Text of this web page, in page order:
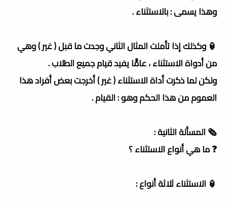
وهذا يسمى : بالاستثناء .
🏮 وكذلك إذا تأملت المثال الثاني وجدت ما قبل ( غير ) وهي
من أدواة الاستثناء ، عامًّا يفيد قيام جميع الطلاب .
ولكن لما ذكرت أداة الاستثناء ( غير ) أخرجت بعض أفراد هذا
العموم من هذا الحكم وهو : القيام .
🗞 المسألة الثانية :
❓ ما هي أنواع الاستثناء ؟
🏮 الاستثناء ثلاثة أنواع :